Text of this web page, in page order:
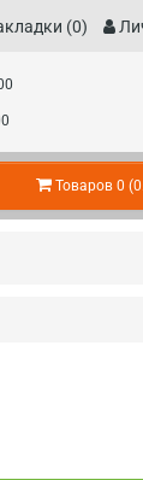
(0)
Товаров 0